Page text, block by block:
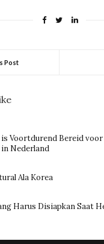
Post
Voortdurend Bereid voor
Nederland
Ala Korea
Harus Disiapkan Saat